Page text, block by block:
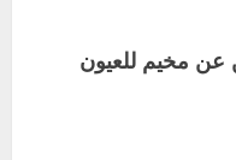
عن مخيم للعيون